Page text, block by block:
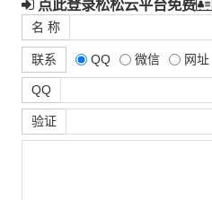
点此登录松松云平台免费
名 称
联系 QQ 微信 网址
QQ
验证